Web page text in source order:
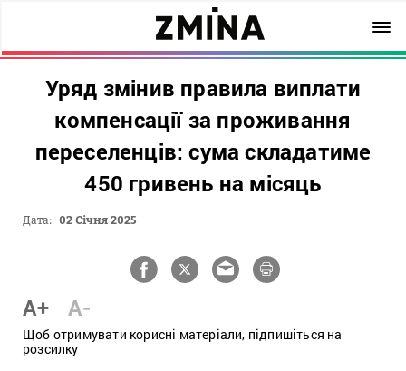
Уряд змінив правила виплати
компенсації за проживання
переселенців: сума складатиме
450 гривень на місяць
Дата: 02 Січня 2025
A+ A-
Щоб отримувати корисні матеріали, підпишіться на
розсилку